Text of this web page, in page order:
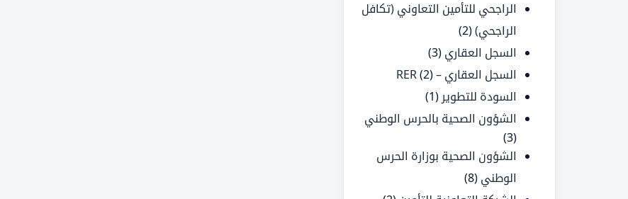
الراجحي للتأمين التعاوني (تكافل
الراجحي)(2)
السجل العقاري (3)
السجل العقاري – RER(2)
السودة للتطوير (1)
الشؤون الصحية بالحرس الوطني
(3)
الشؤون الصحية بوزارة الحرس
الوطني (8)